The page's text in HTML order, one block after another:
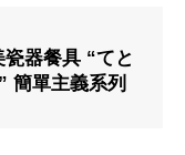
器餐具 “てと
簡單主義系列